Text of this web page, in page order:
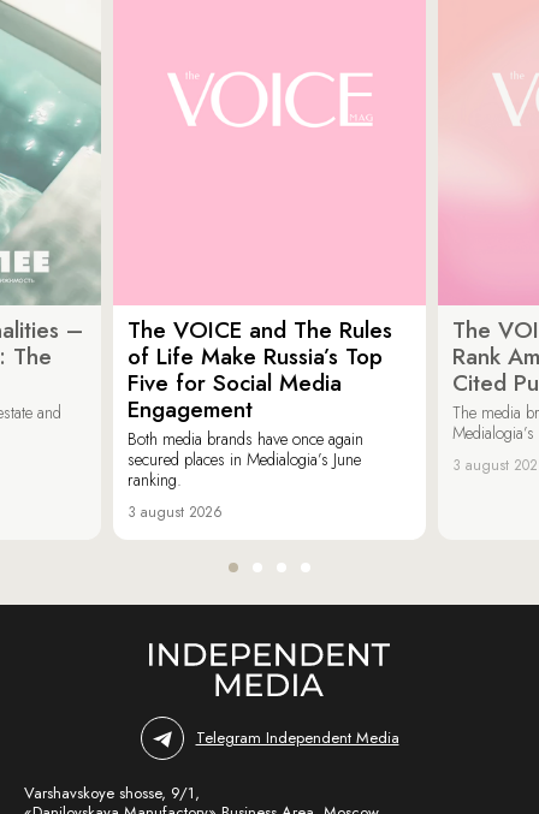
–
The
and
The VOICE and The Rules
of Life Make Russia’s Top
Five for Social Media
Engagement
Both media brands have once again
secured places in Medialogia’s June
ranking.
3 august 2026
The
Rank
Cited
The media
3 august
Telegram Independent Media
Varshavskoye shosse, 9/1,